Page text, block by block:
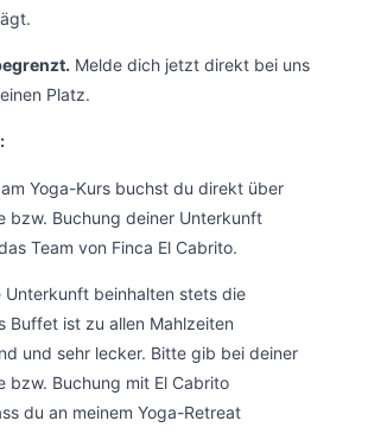
Melde dich jetzt direkt bei uns
Platz.
am Yoga-Kurs buchst du direkt über
bzw. Buchung deiner Unterkunft
Team von Finca El Cabrito.
Unterkunft beinhalten stets die
Buffet ist zu allen Mahlzeiten
und sehr lecker. Bitte gib bei deiner
bzw. Buchung mit El Cabrito
du an meinem Yoga-Retreat